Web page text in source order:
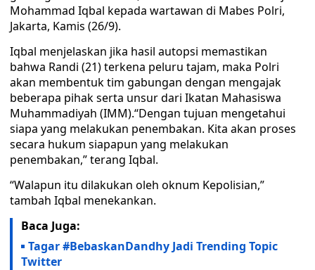
Mohammad Iqbal kepada wartawan di Mabes Polri,
Jakarta, Kamis (26/9).
Iqbal menjelaskan jika hasil autopsi memastikan
bahwa Randi (21) terkena peluru tajam, maka Polri
akan membentuk tim gabungan dengan mengajak
beberapa pihak serta unsur dari Ikatan Mahasiswa
Muhammadiyah (IMM).“Dengan tujuan mengetahui
siapa yang melakukan penembakan. Kita akan proses
secara hukum siapapun yang melakukan
penembakan,” terang Iqbal.
“Walapun itu dilakukan oleh oknum Kepolisian,”
tambah Iqbal menekankan.
Baca Juga:
Tagar #BebaskanDandhy Jadi Trending Topic
Twitter